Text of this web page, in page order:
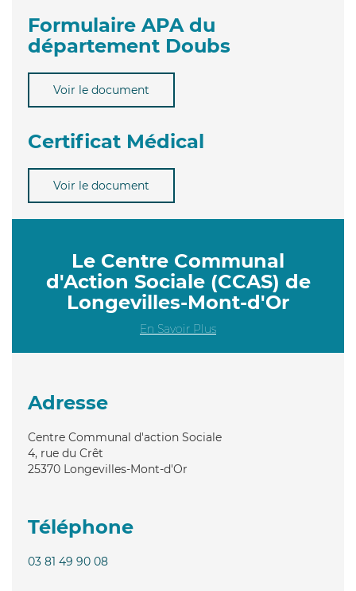
Formulaire APA du
département Doubs
Voir le document
Certificat Médical
Voir le document
Le Centre Communal
d'Action Sociale (CCAS) de
Longevilles-Mont-d'Or
En Savoir Plus
Adresse
Centre Communal d'action Sociale
4, rue du Crêt
25370 Longevilles-Mont-d'Or
Téléphone
03 81 49 90 08